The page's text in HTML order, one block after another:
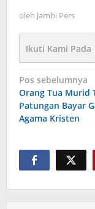
oleh Jambi Pers
Ikuti Kami Pada
Navigasi
pos
Pos sebelumnya
Orang Tua Murid
Patungan Bayar
Agama Kristen